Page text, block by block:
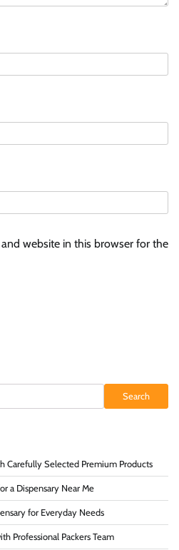
website in this browser for the
Search
Carefully Selected Premium Products
a Dispensary Near Me
for Everyday Needs
Professional Packers Team